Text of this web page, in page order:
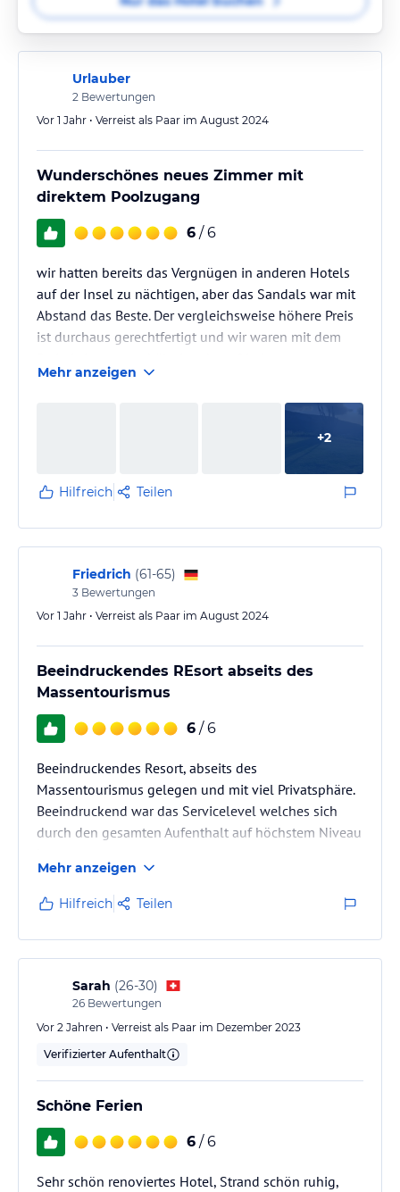
Urlauber
2 Bewertungen
Vor 1 Jahr • Verreist als Paar im August 2024
Wunderschönes neues Zimmer mit
direktem Poolzugang
6 / 6
wir hatten bereits das Vergnügen in anderen Hotels
auf der Insel zu nächtigen, aber das Sandals war mit
Abstand das Beste. Der vergleichsweise höhere Preis
ist durchaus gerechtfertigt und wir waren mit dem
Mehr anzeigen
+2
Hilfreich Teilen
Friedrich (61-65)
3 Bewertungen
Vor 1 Jahr • Verreist als Paar im August 2024
Beeindruckendes REsort abseits des
Massentourismus
6 / 6
Beeindruckendes Resort, abseits des
Massentourismus gelegen und mit viel Privatsphäre.
Beeindruckend war das Servicelevel welches sich
durch den gesamten Aufenthalt auf höchstem Niveau
Mehr anzeigen
Hilfreich Teilen
Sarah (26-30)
26 Bewertungen
Vor 2 Jahren • Verreist als Paar im Dezember 2023
Verifizierter Aufenthalt
Schöne Ferien
6 / 6
Sehr schön renoviertes Hotel, Strand schön ruhig,